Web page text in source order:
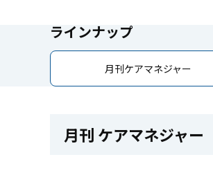
ラインナップ
月刊ケアマネジャー
月刊 ケアマネジャ